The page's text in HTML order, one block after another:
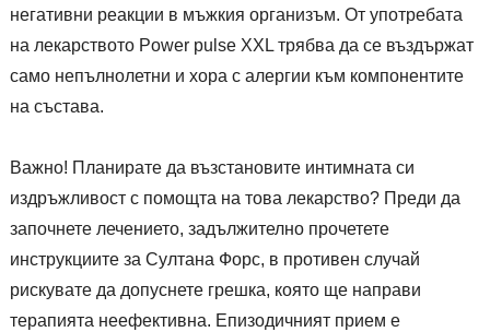
негативни реакции в мъжкия организъм. От употребата
на лекарството Power pulse XXL трябва да се въздържат
само непълнолетни и хора с алергии към компонентите
на състава.
Важно! Планирате да възстановите интимната си
издръжливост с помощта на това лекарство? Преди да
започнете лечението, задължително прочетете
инструкциите за Султана Форс, в противен случай
рискувате да допуснете грешка, която ще направи
терапията неефективна. Епизодичният прием е